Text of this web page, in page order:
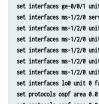
service-set demo-service-
    next-hop-service {
inside-service-
outside-service-
local-gateway
set interfaces ge-0/0/1
set interfaces ms-1/2/0
set interfaces ms-1/2/0
set interfaces ms-1/2/0
set interfaces ms-1/2/0
set interfaces ms-1/2/0
set interfaces ms-1/2/0
set interfaces lo0 unit 0
set protocols ospf area